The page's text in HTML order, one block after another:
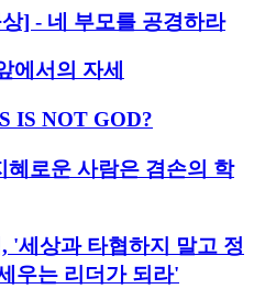
] - 네 부모를 공경하라
에서의 자세
IS NOT GOD?
로운 사람은 겸손의 학
'세상과 타협하지 말고 정
우는 리더가 되라'